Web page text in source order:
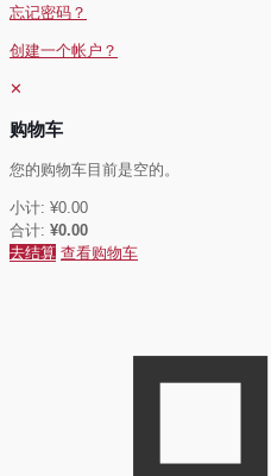
忘记密码？
创建一个帐户？
✕
购物车
您的购物车目前是空的。
小计: ¥0.00
合计: ¥0.00
去结算 查看购物车